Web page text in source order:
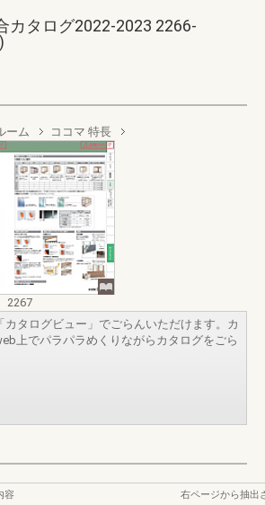
カタログ2022-2023 2266-
ーム ココマ 特長
2267
カタログビュー」でごらんいただけます。カ
上でパラパラめくりながらカタログをごら
容
右ページから抽出